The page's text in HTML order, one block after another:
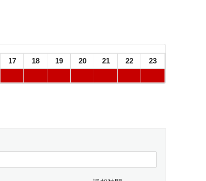
17 18 19 20 21 22 23